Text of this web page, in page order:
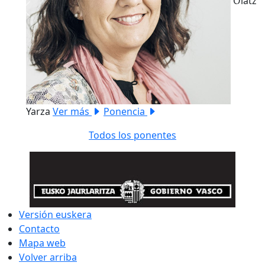
Previous
Yarza Ver más Ponencia
Todos los ponentes
Versión euskera
Contacto
Mapa web
Volver arriba